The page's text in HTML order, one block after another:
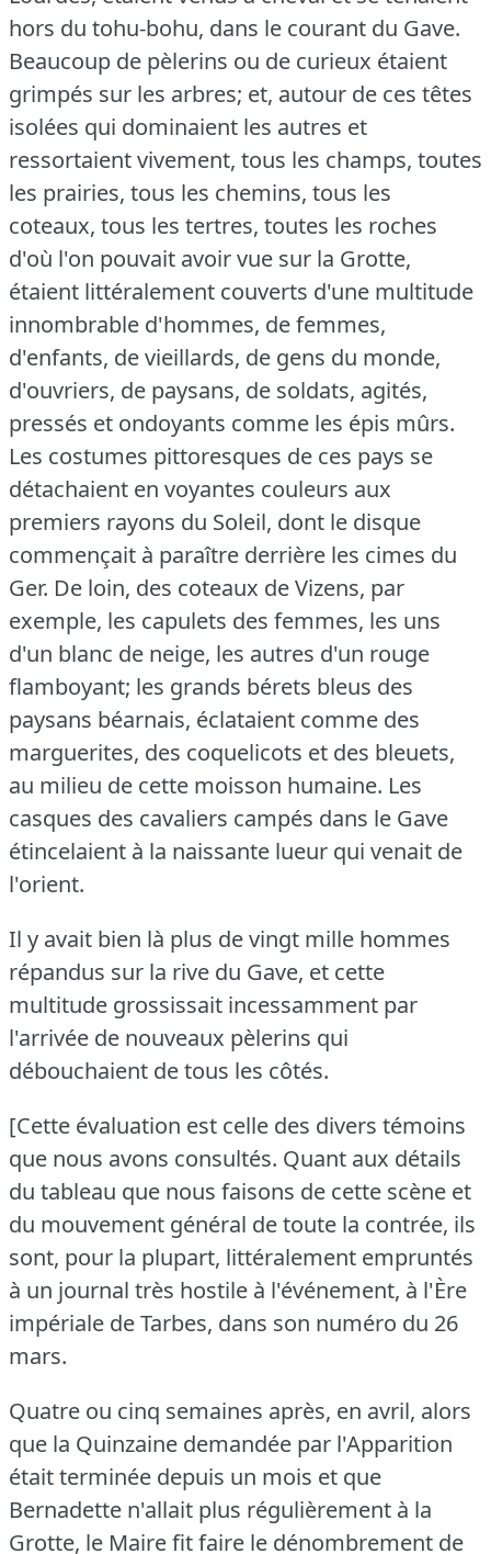
hors du tohu-bohu, dans le courant du Gave.
Beaucoup de pèlerins ou de curieux étaient
grimpés sur les arbres; et, autour de ces têtes
isolées qui dominaient les autres et
ressortaient vivement, tous les champs, toutes
les prairies, tous les chemins, tous les
coteaux, tous les tertres, toutes les roches
d'où l'on pouvait avoir vue sur la Grotte,
étaient littéralement couverts d'une multitude
innombrable d'hommes, de femmes,
d'enfants, de vieillards, de gens du monde,
d'ouvriers, de paysans, de soldats, agités,
pressés et ondoyants comme les épis mûrs.
Les costumes pittoresques de ces pays se
détachaient en voyantes couleurs aux
premiers rayons du Soleil, dont le disque
commençait à paraître derrière les cimes du
Ger. De loin, des coteaux de Vizens, par
exemple, les capulets des femmes, les uns
d'un blanc de neige, les autres d'un rouge
flamboyant; les grands bérets bleus des
paysans béarnais, éclataient comme des
marguerites, des coquelicots et des bleuets,
au milieu de cette moisson humaine. Les
casques des cavaliers campés dans le Gave
étincelaient à la naissante lueur qui venait de
l'orient.
Il y avait bien là plus de vingt mille hommes
répandus sur la rive du Gave, et cette
multitude grossissait incessamment par
l'arrivée de nouveaux pèlerins qui
débouchaient de tous les côtés.
[Cette évaluation est celle des divers témoins
que nous avons consultés. Quant aux détails
du tableau que nous faisons de cette scène et
du mouvement général de toute la contrée, ils
sont, pour la plupart, littéralement empruntés
à un journal très hostile à l'événement, à l'Ère
impériale de Tarbes, dans son numéro du 26
mars.
Quatre ou cinq semaines après, en avril, alors
que la Quinzaine demandée par l'Apparition
était terminée depuis un mois et que
Bernadette n'allait plus régulièrement à la
Grotte, le Maire fit faire le dénombrement de